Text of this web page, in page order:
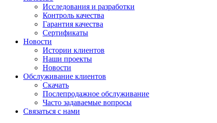
Исследования и разработки
Контроль качества
Гарантия качества
Сертификаты
Новости
Истории клиентов
Наши проекты
Новости
Обслуживание клиентов
Скачать
Послепродажное обслуживание
Часто задаваемые вопросы
Связаться с нами